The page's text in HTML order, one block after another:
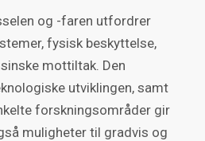
og -faren utfordrer
fysisk beskyttelse,
mottiltak. Den
utviklingen, samt
forskningsområder gir
muligheter til gradvis og